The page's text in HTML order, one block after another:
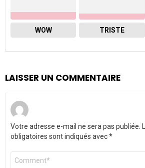
WOW TRISTE
LAISSER UN COMMENTAIRE
Votre adresse e-mail ne sera pas publiée.
obligatoires sont indiqués avec*
Commentaire